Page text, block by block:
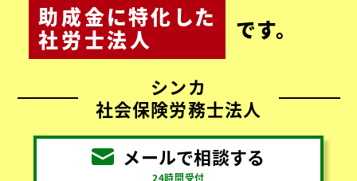
助成金に特化 した
社労士法人
です。
シンカ
社会保険労務士法人
メールで相談する
24時間受付